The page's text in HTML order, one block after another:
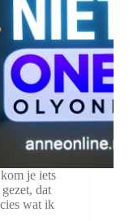
je iets
dat
wat ik